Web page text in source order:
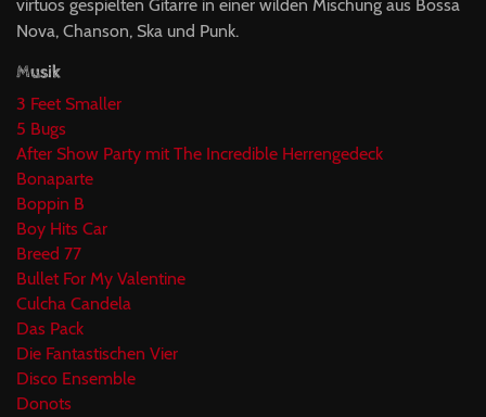
virtuos gespielten Gitarre in einer wilden Mischung aus Bossa
Nova, Chanson, Ska und Punk.
Musik
3 Feet Smaller
5 Bugs
After Show Party mit The Incredible Herrengedeck
Bonaparte
Boppin B
Boy Hits Car
Breed 77
Bullet For My Valentine
Culcha Candela
Das Pack
Die Fantastischen Vier
Disco Ensemble
Donots